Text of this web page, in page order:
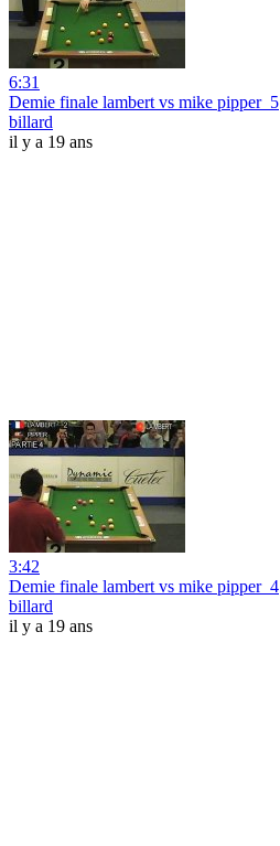
6:31
Demie finale lambert vs mike pipper_5
billard
il y a 19 ans
3:42
Demie finale lambert vs mike pipper_4
billard
il y a 19 ans